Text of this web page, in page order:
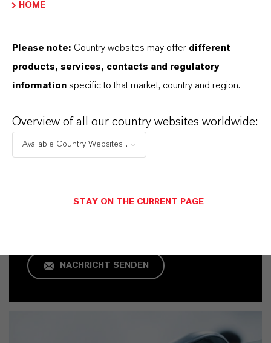
Kaufmännischer Kontakt
NACHRICHT SENDEN
HOME
Please note: Country websites may offer different
products, services, contacts and regulatory
information specific to that market, country and region.
Overview of all our country websites worldwide:
Available Country Websites...
STAY ON THE CURRENT PAGE